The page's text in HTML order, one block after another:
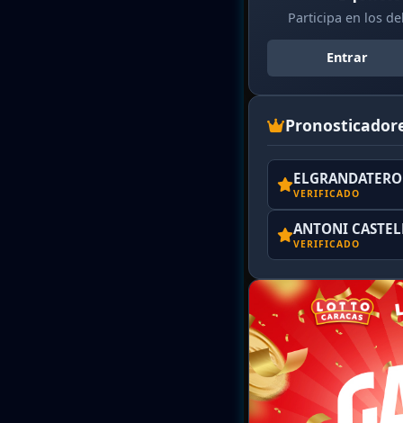
Participa en los
Entrar
VERIFICADO
ANTONI
VERIFICADO